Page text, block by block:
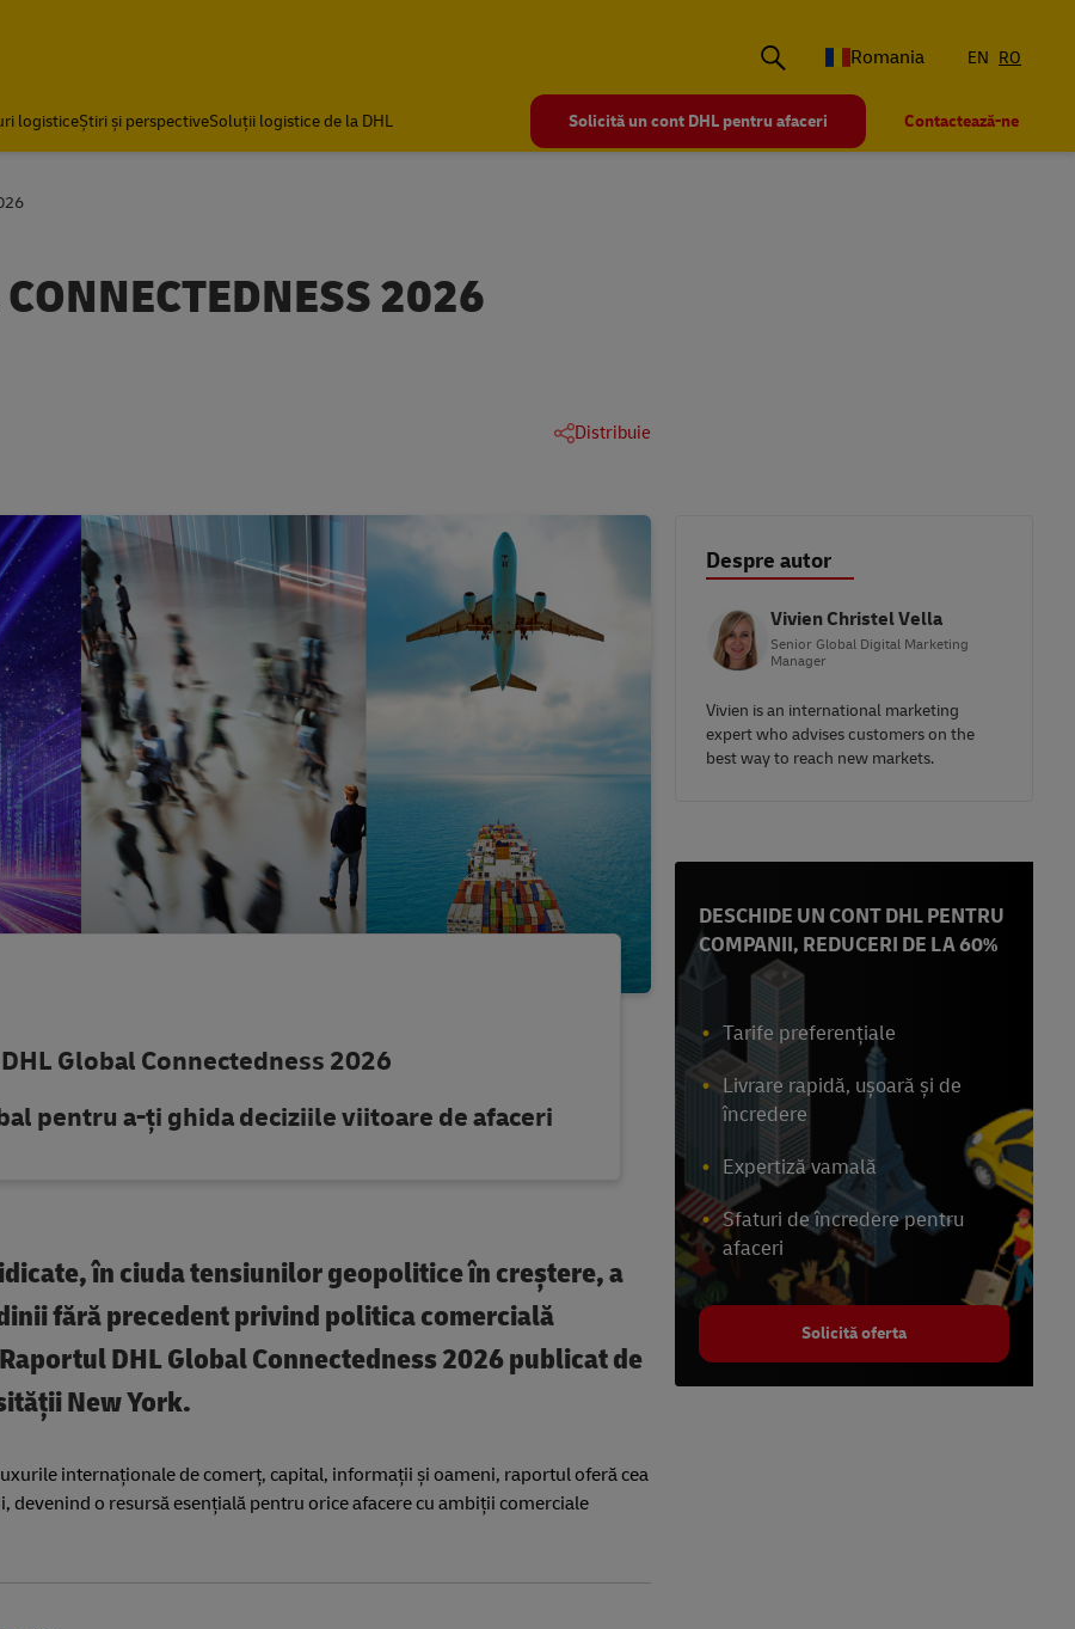
Romania
EN RO
logisticeȘtiri și perspectiveSoluții logistice de la DHL Solicită un cont DHL pentru afaceri Contactează-ne
2026
Distribuie
Global Connectedness 2026
pentru a-ți ghida deciziile viitoare de afaceri
în ciuda tensiunilor geopolitice în creștere, a
fără precedent privind politica comercială
DHL Global Connectedness 2026 publicat de
New York.
internaționale de comerț, capital, informații și oameni, raportul oferă cea
o resursă esențială pentru orice afacere cu ambiții comerciale
Despre autor
Vivien Christel Vella
Senior Global Digital Marketing
Manager
Vivien is an international marketing
expert who advises customers on the
best way to reach new markets.
DESCHIDE UN CONT DHL PENTRU
COMPANII, REDUCERI DE LA 60%
Tarife preferențiale
Livrare rapidă, ușoară și de
încredere
Expertiză vamală
Sfaturi de încredere pentru
afaceri
Solicită oferta